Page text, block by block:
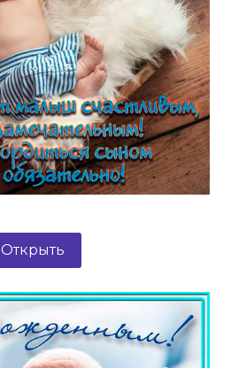
Открыть